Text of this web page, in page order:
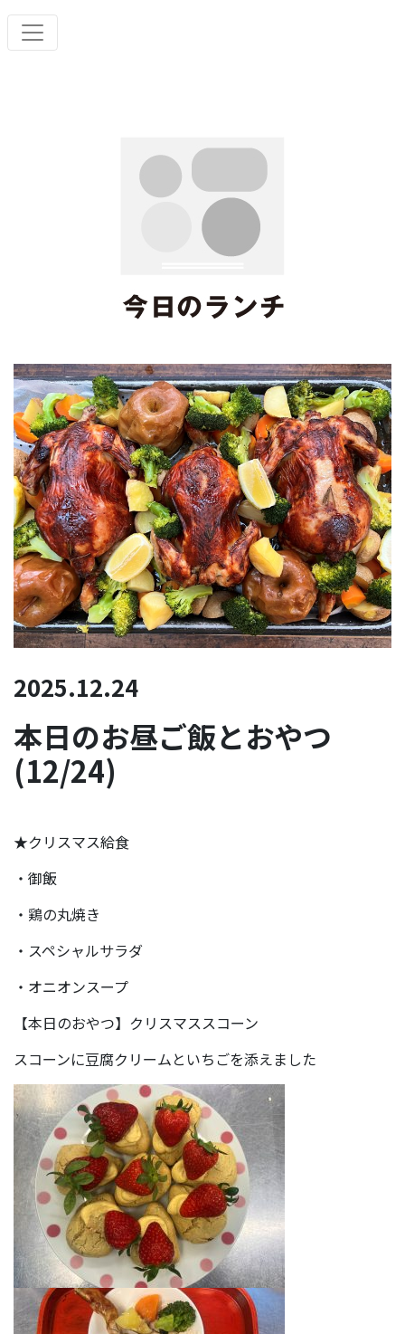
2025.12.24
本日のお昼ご飯とおやつ
(12/24)
★クリスマス給食
・御飯
・鶏の丸焼き
・スペシャルサラダ
・オニオンスープ
【本日のおやつ】クリスマススコーン
スコーンに豆腐クリームといちごを添えました